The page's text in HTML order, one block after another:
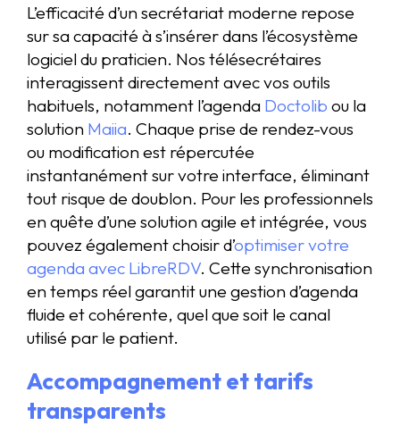
L’efficacité d’un secrétariat moderne repose
sur sa capacité à s’insérer dans l’écosystème
logiciel du praticien. Nos télésecrétaires
interagissent directement avec vos outils
habituels, notamment l’agenda Doctolib ou la
solution Maiia. Chaque prise de rendez-vous
ou modification est répercutée
instantanément sur votre interface, éliminant
tout risque de doublon. Pour les professionnels
en quête d’une solution agile et intégrée, vous
pouvez également choisir d’optimiser votre
agenda avec LibreRDV. Cette synchronisation
en temps réel garantit une gestion d’agenda
fluide et cohérente, quel que soit le canal
utilisé par le patient.
Accompagnement et tarifs
transparents